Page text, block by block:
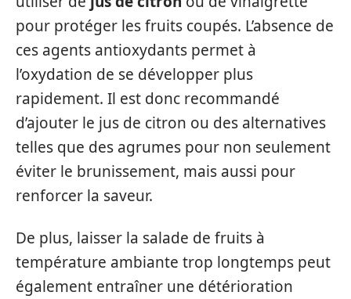
pour protéger les fruits coupés. L’absence de
ces agents antioxydants permet à
l’oxydation de se développer plus
rapidement. Il est donc recommandé
d’ajouter le jus de citron ou des alternatives
telles que des agrumes pour non seulement
éviter le brunissement, mais aussi pour
renforcer la saveur.
De plus, laisser la salade de fruits à
température ambiante trop longtemps peut
également entraîner une détérioration